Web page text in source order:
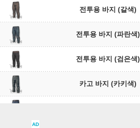
전투용 바지 (갈색)
전투용 바지 (파란색)
전투용 바지 (검은색)
카고 바지 (카키색)
AD